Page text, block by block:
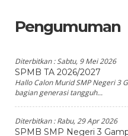
Pengumuman
Diterbitkan :Sabtu, 9 Mei 2026
SPMB TA 2026/2027
Hallo Calon Murid SMP Negeri 3
bagian generasi tangguh...
Diterbitkan :Rabu, 29 Apr 2026
SPMB SMP Negeri 3